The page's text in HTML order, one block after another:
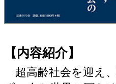
【内容紹介】
超高齢社会を迎え